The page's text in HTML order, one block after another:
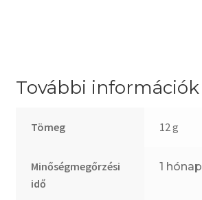
További információk
Tömeg 12 g
Minőségmegőrzési
idő
1 hónap